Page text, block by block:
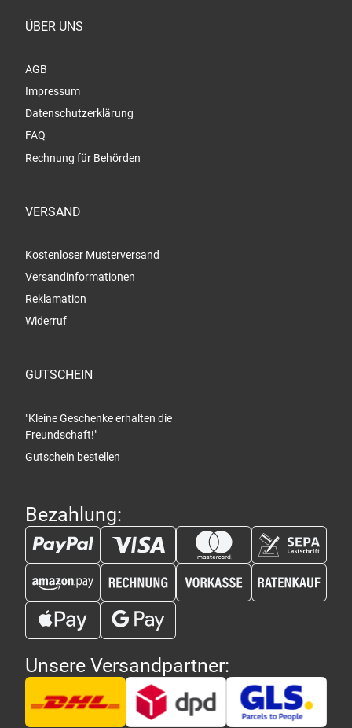
ÜBER UNS
AGB
Impressum
Datenschutzerklärung
FAQ
Rechnung für Behörden
VERSAND
Kostenloser Musterversand
Versandinformationen
Reklamation
Widerruf
GUTSCHEIN
"Kleine Geschenke erhalten die
Freundschaft!"
Gutschein bestellen
Bezahlung:
Unsere Versandpartner: